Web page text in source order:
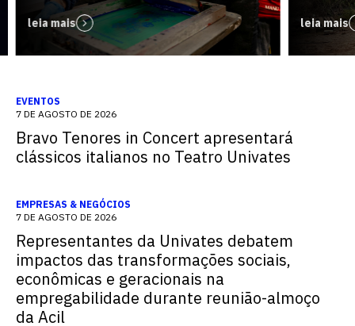
leia mais leia mais
EVENTOS
7 DE AGOSTO DE 2026
Bravo Tenores in Concert apresentará
clássicos italianos no Teatro Univates
EMPRESAS & NEGÓCIOS
7 DE AGOSTO DE 2026
Representantes da Univates debatem
impactos das transformações sociais,
econômicas e geracionais na
empregabilidade durante reunião-almoço
da Acil